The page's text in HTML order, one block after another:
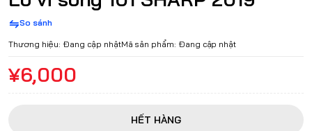
So sánh
Thương hiệu: Đang cập nhậtMã sản phẩm: Đang cập nhật
¥6,000
HẾT HÀNG